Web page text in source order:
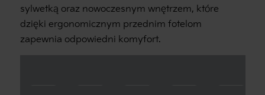
sylwetką oraz nowoczesnym wnętrzem, które
dzięki ergonomicznym przednim fotelom
zapewnia odpowiedni komyfort.